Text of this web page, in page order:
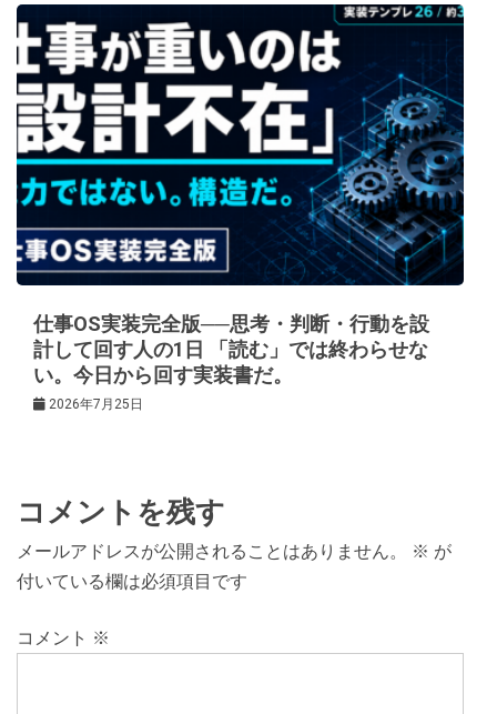
仕事OS実装完全版──思考・判断・行動を設
計して回す人の1日 「読む」では終わらせな
い。今日から回す実装書だ。
2026年7月25日
コメントを残す
メールアドレスが公開されることはありません。 ※ が
付いている欄は必須項目です
コメント ※